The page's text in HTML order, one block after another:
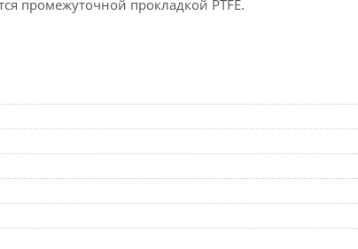
промежуточной прокладкой PTFE.